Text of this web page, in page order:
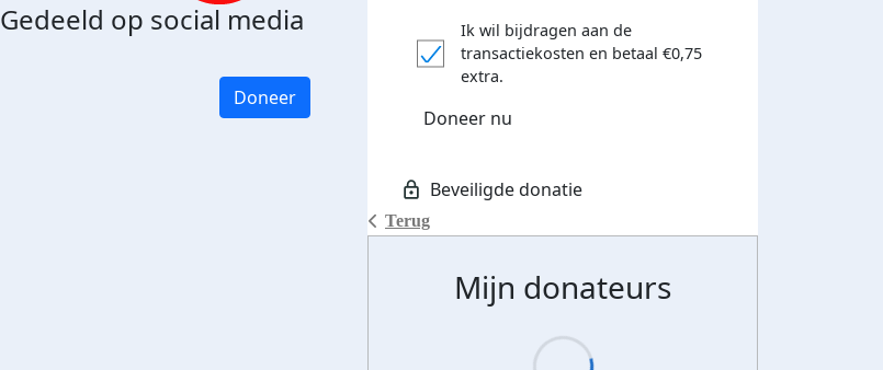
Gedeeld op social media Donateurs bedankt
Doneer
Terug
Ik wil bijdragen aan de
transactiekosten en betaal €0,75
extra.
Doneer nu
Mijn donateurs